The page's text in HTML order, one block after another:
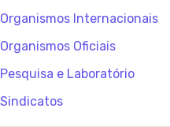
Organismos Internacionais
Organismos Oficiais
Pesquisa e Laboratório
Sindicatos